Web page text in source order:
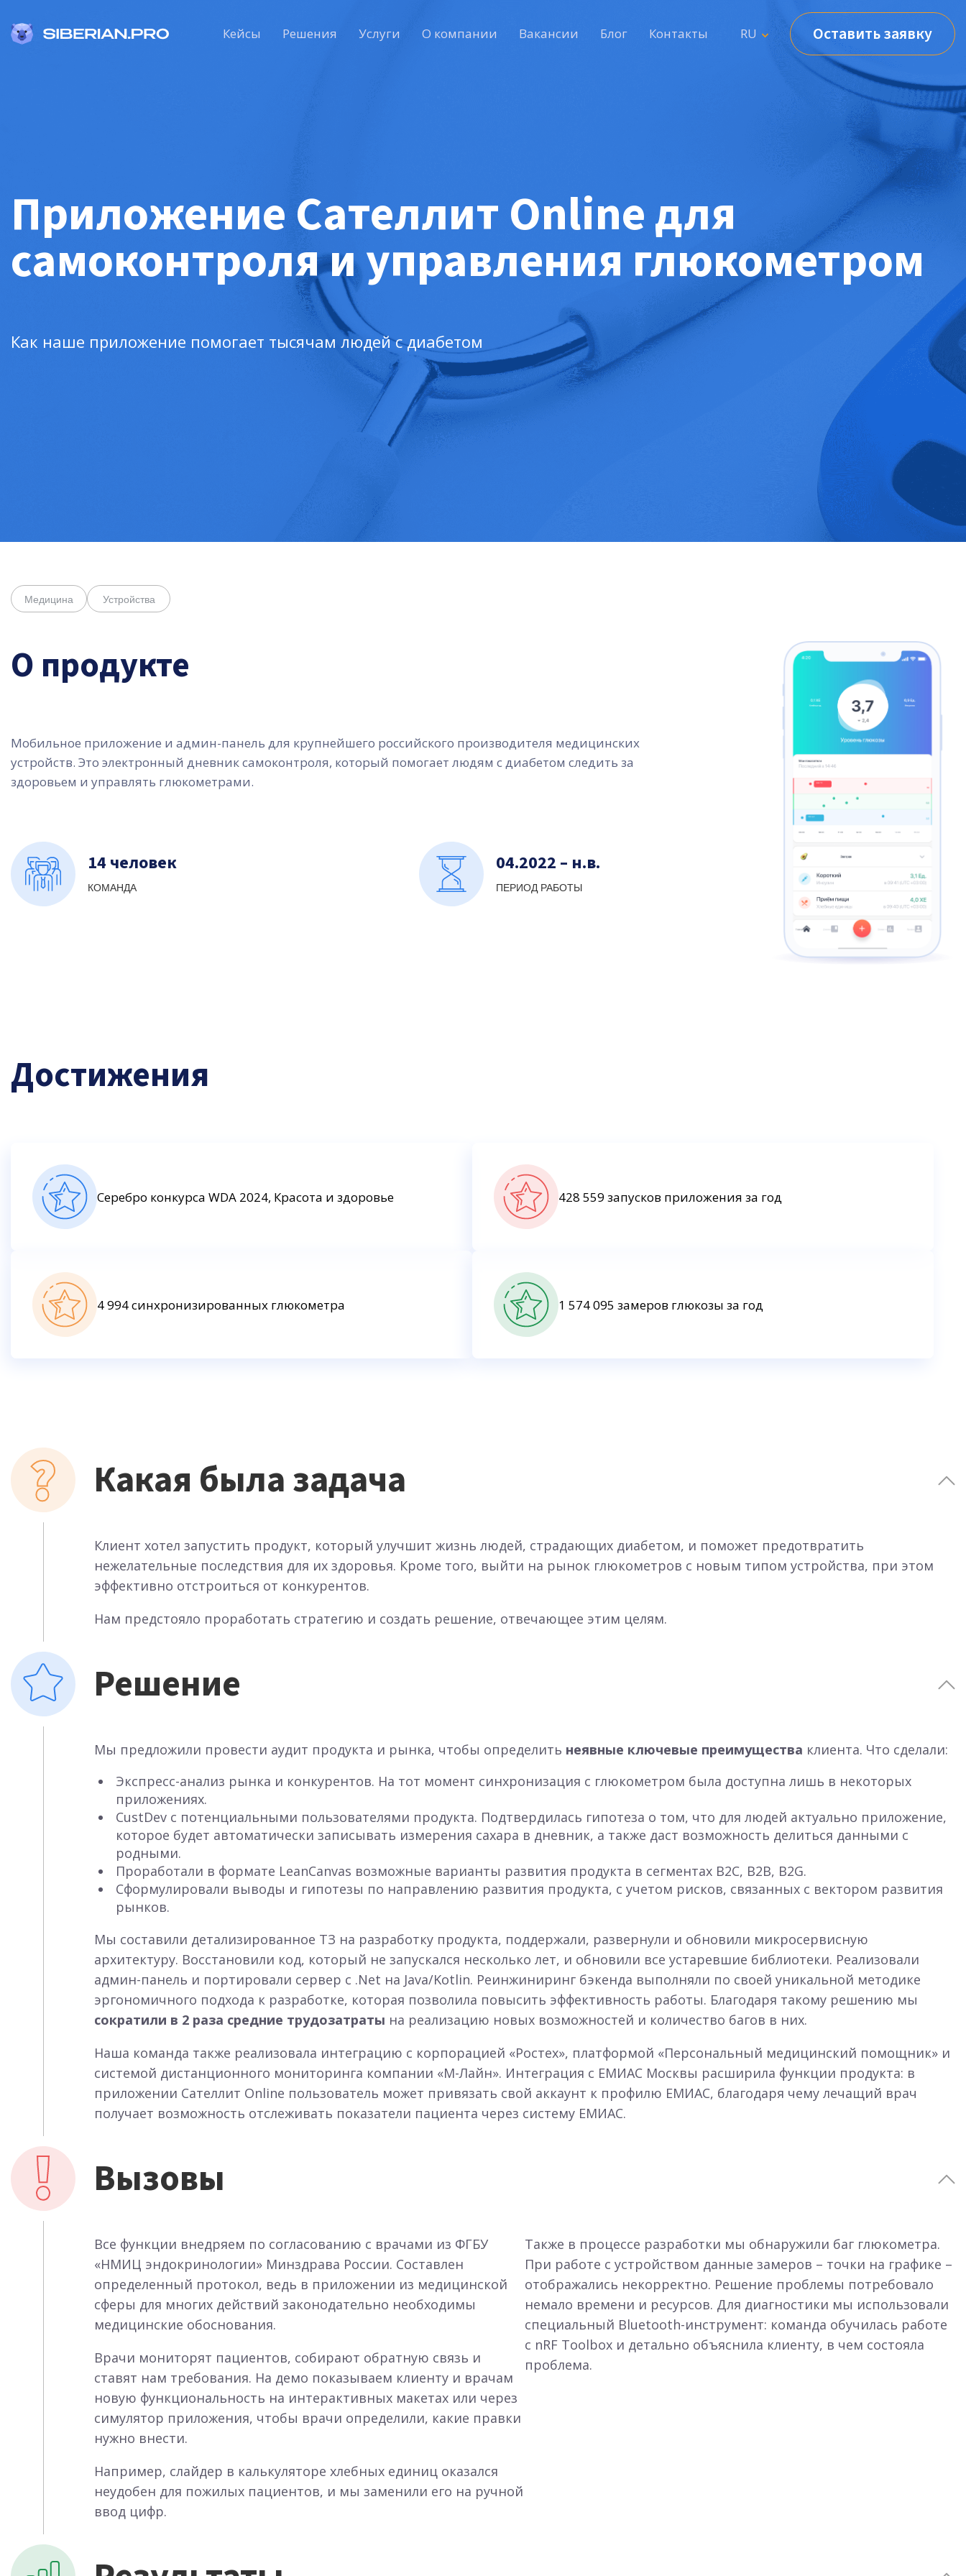
Кейсы Решения Услуги О компании Вакансии Блог Контакты RU Оставить заявку
Приложение Сателлит Online для
самоконтроля и управления глюкометром
Как наше приложение помогает тысячам людей с диабетом
О продукте
Мобильное приложение и админ-панель для крупнейшего российского производителя медицинских
устройств. Это электронный дневник самоконтроля, который помогает людям с диабетом следить за
здоровьем и управлять глюкометрами.
14 человек
КОМАНДА
04.2022 – н.в.
ПЕРИОД РАБОТЫ
Достижения
Серебро конкурса WDA 2024, Красота и здоровье 428 559 запусков приложения за год
4 994 синхронизированных глюкометра 1 574 095 замеров глюкозы за год
Какая была задача
Клиент хотел запустить продукт, который улучшит жизнь людей, страдающих диабетом, и поможет предотвратить
нежелательные последствия для их здоровья. Кроме того, выйти на рынок глюкометров с новым типом устройства, при этом
эффективно отстроиться от конкурентов.
Нам предстояло проработать стратегию и создать решение, отвечающее этим целям.
Решение
Мы предложили провести аудит продукта и рынка, чтобы определить неявные ключевые преимущества клиента. Что сделали:
Экспресс-анализ рынка и конкурентов. На тот момент синхронизация с глюкометром была доступна лишь в некоторых
приложениях.
CustDev с потенциальными пользователями продукта. Подтвердилась гипотеза о том, что для людей актуально приложение,
которое будет автоматически записывать измерения сахара в дневник, а также даст возможность делиться данными с
родными.
Проработали в формате LeanCanvas возможные варианты развития продукта в сегментах B2C, B2B, B2G.
Сформулировали выводы и гипотезы по направлению развития продукта, с учетом рисков, связанных с вектором развития
рынков.
Мы составили детализированное ТЗ на разработку продукта, поддержали, развернули и обновили микросервисную
архитектуру. Восстановили код, который не запускался несколько лет, и обновили все устаревшие библиотеки. Реализовали
админ-панель и портировали сервер с .Net на Java/Kotlin. Реинжиниринг бэкенда выполняли по своей уникальной методике
эргономичного подхода к разработке, которая позволила повысить эффективность работы. Благодаря такому решению мы
сократили в 2 раза средние трудозатраты на реализацию новых возможностей и количество багов в них.
Наша команда также реализовала интеграцию с корпорацией «Ростех», платформой «Персональный медицинский помощник» и
системой дистанционного мониторинга компании «М-Лайн». Интеграция с ЕМИАС Москвы расширила функции продукта: в
приложении Сателлит Online пользователь может привязать свой аккаунт к профилю ЕМИАС, благодаря чему лечащий врач
получает возможность отслеживать показатели пациента через систему ЕМИАС.
Вызовы
Все функции внедряем по согласованию с врачами из ФГБУ
«НМИЦ эндокринологии» Минздрава России. Составлен
определенный протокол, ведь в приложении из медицинской
сферы для многих действий законодательно необходимы
медицинские обоснования.
Врачи мониторят пациентов, собирают обратную связь и
ставят нам требования. На демо показываем клиенту и врачам
новую функциональность на интерактивных макетах или через
симулятор приложения, чтобы врачи определили, какие правки
нужно внести.
Например, слайдер в калькуляторе хлебных единиц оказался
неудобен для пожилых пациентов, и мы заменили его на ручной
ввод цифр.
Также в процессе разработки мы обнаружили баг глюкометра.
При работе с устройством данные замеров – точки на графике –
отображались некорректно. Решение проблемы потребовало
немало времени и ресурсов. Для диагностики мы использовали
специальный Bluetooth-инструмент: команда обучилась работе
с nRF Toolbox и детально объяснила клиенту, в чем состояла
проблема.